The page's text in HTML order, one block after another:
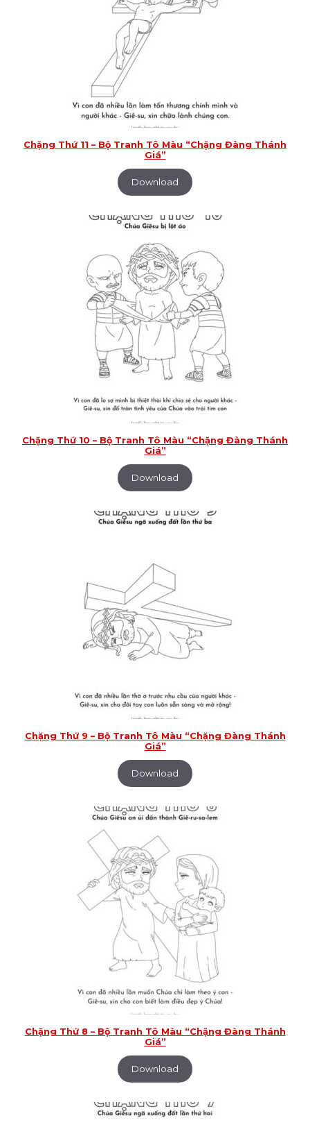
Chặng Thứ 11 – Bộ Tranh Tô Màu “Chặng Đàng Thánh
Giá”
Download
Chặng Thứ 10 – Bộ Tranh Tô Màu “Chặng Đàng Thánh
Giá”
Download
Chặng Thứ 9 – Bộ Tranh Tô Màu “Chặng Đàng Thánh
Giá”
Download
Chặng Thứ 8 – Bộ Tranh Tô Màu “Chặng Đàng Thánh
Giá”
Download